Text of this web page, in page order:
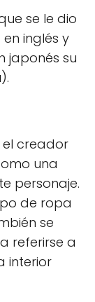
se le dio
inglés y
japonés su
el creador
una
personaje.
de ropa
se
referirse a
interior